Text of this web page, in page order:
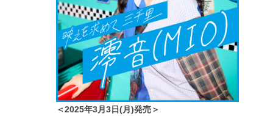
＜2025年3月3日(月)発売＞